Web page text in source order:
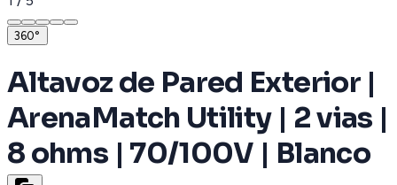
360°
Altavoz de Pared Exterior |
ArenaMatch Utility | 2 vias |
8 ohms | 70/100V | Blanco